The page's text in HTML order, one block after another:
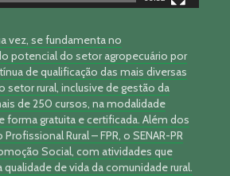
vez, se fundamenta no
potencial do setor agropecuário por
de qualificação das mais diversas
setor rural, inclusive de gestão da
de 250 cursos, na modalidade
forma gratuita e certificada. Além dos
Rural – FPR, o SENAR-PR
Social, com atividades que
de vida da comunidade rural.